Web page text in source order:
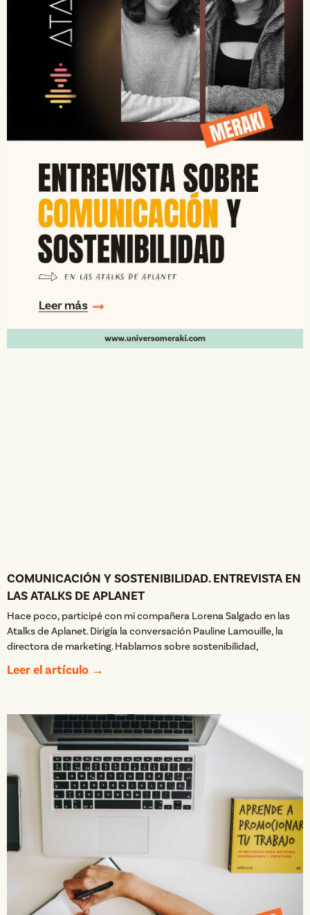
COMUNICACIÓN Y SOSTENIBILIDAD. ENTREVISTA EN
LAS ATALKS DE APLANET
Hace poco, participé con mi compañera Lorena Salgado en las
Atalks de Aplanet. Dirigía la conversación Pauline Lamouille, la
directora de marketing. Hablamos sobre sostenibilidad,
Leer el artículo →